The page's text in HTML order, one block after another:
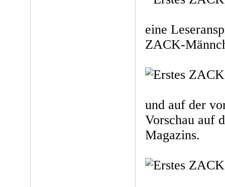
eine
ZACK-
und auf der
Vorschau auf
Magazins.